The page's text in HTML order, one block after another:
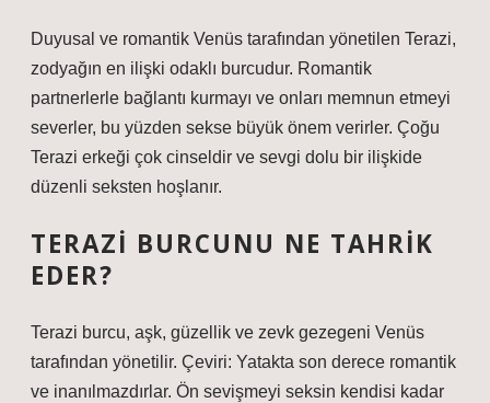
Duyusal ve romantik Venüs tarafından yönetilen Terazi,
zodyağın en ilişki odaklı burcudur. Romantik
partnerlerle bağlantı kurmayı ve onları memnun etmeyi
severler, bu yüzden sekse büyük önem verirler. Çoğu
Terazi erkeği çok cinseldir ve sevgi dolu bir ilişkide
düzenli seksten hoşlanır.
TERAZI BURCUNU NE TAHRIK
EDER?
Terazi burcu, aşk, güzellik ve zevk gezegeni Venüs
tarafından yönetilir. Çeviri: Yatakta son derece romantik
ve inanılmazdırlar. Ön sevişmeyi seksin kendisi kadar